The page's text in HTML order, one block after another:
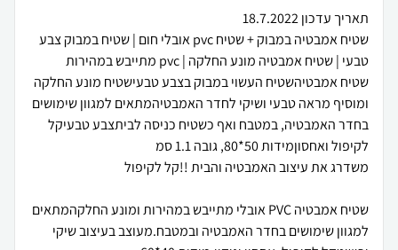
שטיח אמבטיה במבוק + שטיח pvc אובלי חום | שטיח במבוק צבע
שטיח אמבטיהשטיח העשוי במבוק בצבע טבעישטיח מונע החלקה
ומוסיף מראה טבעי ושיקי לחדר האמבטיהמתאים למגוון שימושים
בחדר האמבטיה, במטבח ואף כשטיח כניסה לביתצבע טבעיקל
שטיח אמבטיה PVC אובלי מתייבש במהירות ומונע החלקהמתאים
למגוון שימושים בחדר האמבטיה ובמטבח.מעוצב בעיצוב שיקי